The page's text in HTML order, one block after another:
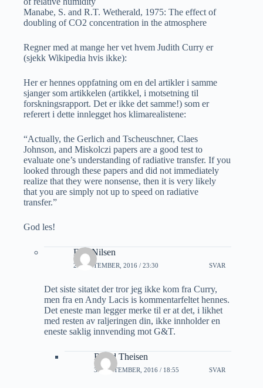
Manabe, S. and R.T. Wetherald, 1975: The effect of
doubling of CO2 concentration in the atmosphere
Regner med at mange her vet hvem Judith Curry er
(sjekk Wikipedia hvis ikke):
Her er hennes oppfatning om en del artikler i samme
sjanger som artikkelen (artikkel, i motsetning til
forskningsrapport. Det er ikke det samme!) som er
referert i dette innlegget hos klimarealistene:
“Actually, the Gerlich and Tscheuschner, Claes
Johnson, and Miskolczi papers are a good test to
evaluate one’s understanding of radiative transfer. If you
looked through these papers and did not immediately
realize that they were nonsense, then it is very likely
that you are simply not up to speed on radiative
transfer.”
God les!
Erik Nilsen
29 SEPTEMBER, 2016 / 23:30 SVAR
Det siste sitatet der tror jeg ikke kom fra Curry,
men fra en Andy Lacis is kommentarfeltet hennes.
Det eneste man legger merke til er at det, i likhet
med resten av raljeringen din, ikke innholder en
eneste saklig innvending mot G&T.
Roald Theisen
30 SEPTEMBER, 2016 / 18:55 SVAR